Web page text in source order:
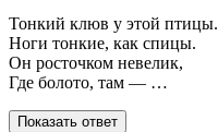
Тонкий клюв у этой птицы.
Ноги тонкие, как спицы.
Он росточком невелик,
Где болото, там — …
Показать ответ